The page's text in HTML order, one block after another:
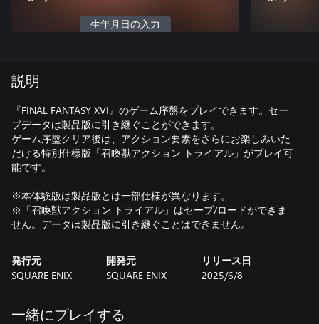
生年月日の入力
説明
『FINAL FANTASY XVI』のゲーム序盤をプレイできます。セー
ブデータは製品版に引き継ぐことができます。
ゲーム序盤クリア後は、アクション要素をさらにお楽しみいた
だける特別仕様版「召喚獣アクション トライアル」がプレイ可
能です。
※本体験版は製品版とは一部仕様が異なります。
※「召喚獣アクション トライアル」はセーブ/ロードができま
せん。データは製品版に引き継ぐことはできません。
発行元
SQUARE ENIX
開発元
SQUARE ENIX
リリース日
2025/6/8
一緒にプレイする